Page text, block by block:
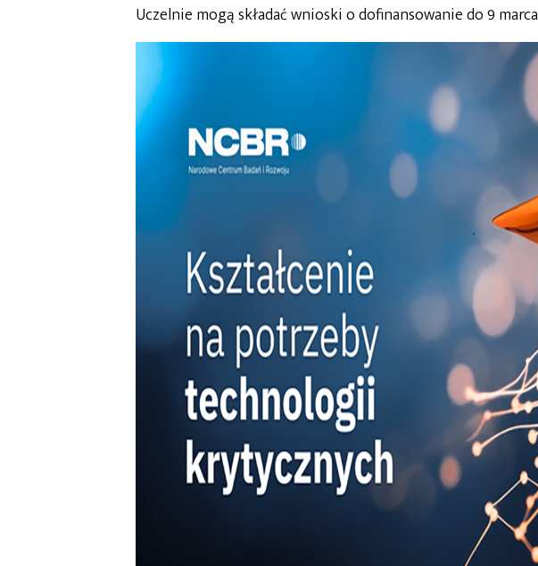
Uczelnie mogą składać wnioski o dofinansowanie do 9